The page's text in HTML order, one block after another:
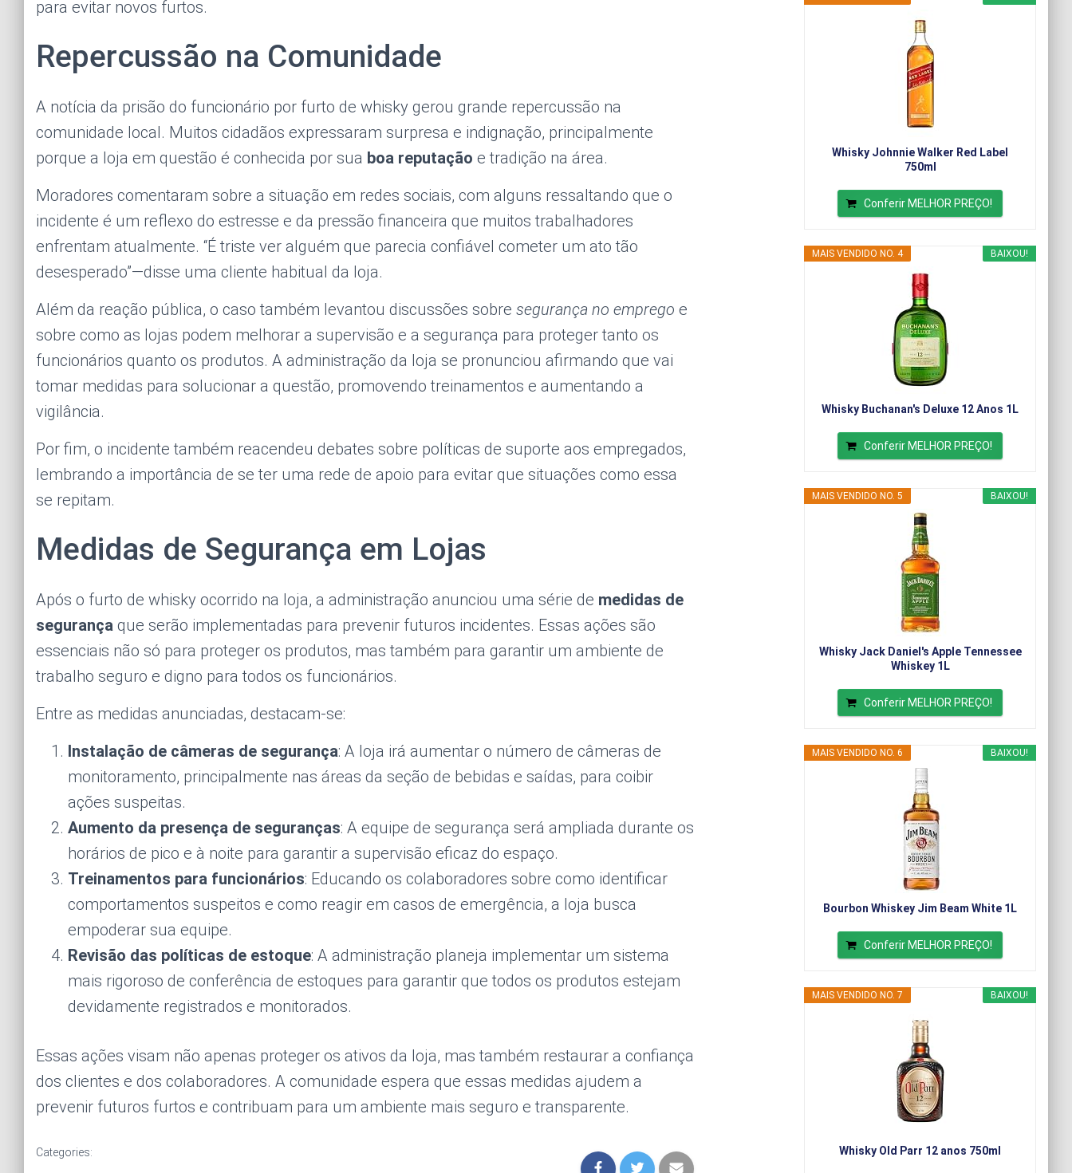
para evitar novos furtos.
Repercussão na Comunidade
A notícia da prisão do funcionário por furto de whisky gerou grande repercussão na
comunidade local. Muitos cidadãos expressaram surpresa e indignação, principalmente
porque a loja em questão é conhecida por sua boa reputação e tradição na área.
Moradores comentaram sobre a situação em redes sociais, com alguns ressaltando que o
incidente é um reflexo do estresse e da pressão financeira que muitos trabalhadores
enfrentam atualmente. “É triste ver alguém que parecia confiável cometer um ato tão
desesperado”—disse uma cliente habitual da loja.
Além da reação pública, o caso também levantou discussões sobre segurança no emprego e
sobre como as lojas podem melhorar a supervisão e a segurança para proteger tanto os
funcionários quanto os produtos. A administração da loja se pronunciou afirmando que vai
tomar medidas para solucionar a questão, promovendo treinamentos e aumentando a
vigilância.
Por fim, o incidente também reacendeu debates sobre políticas de suporte aos empregados,
lembrando a importância de se ter uma rede de apoio para evitar que situações como essa
se repitam.
Medidas de Segurança em Lojas
Após o furto de whisky ocorrido na loja, a administração anunciou uma série de medidas de
segurança que serão implementadas para prevenir futuros incidentes. Essas ações são
essenciais não só para proteger os produtos, mas também para garantir um ambiente de
trabalho seguro e digno para todos os funcionários.
Entre as medidas anunciadas, destacam-se:
Instalação de câmeras de segurança: A loja irá aumentar o número de câmeras de
monitoramento, principalmente nas áreas da seção de bebidas e saídas, para coibir
ações suspeitas.
Aumento da presença de seguranças: A equipe de segurança será ampliada durante os
horários de pico e à noite para garantir a supervisão eficaz do espaço.
Treinamentos para funcionários: Educando os colaboradores sobre como identificar
comportamentos suspeitos e como reagir em casos de emergência, a loja busca
empoderar sua equipe.
Revisão das políticas de estoque: A administração planeja implementar um sistema
mais rigoroso de conferência de estoques para garantir que todos os produtos estejam
devidamente registrados e monitorados.
Essas ações visam não apenas proteger os ativos da loja, mas também restaurar a confiança
dos clientes e dos colaboradores. A comunidade espera que essas medidas ajudem a
prevenir futuros furtos e contribuam para um ambiente mais seguro e transparente.
Categories:
Whisky Johnnie Walker Red Label
750ml
Conferir MELHOR PREÇO!
BAIXOU!
MAIS VENDIDO NO. 4
Whisky Buchanan's Deluxe 12 Anos 1L
Conferir MELHOR PREÇO!
BAIXOU!
MAIS VENDIDO NO. 5
Whisky Jack Daniel's Apple Tennessee
Whiskey 1L
Conferir MELHOR PREÇO!
BAIXOU!
MAIS VENDIDO NO. 6
Bourbon Whiskey Jim Beam White 1L
Conferir MELHOR PREÇO!
BAIXOU!
MAIS VENDIDO NO. 7
Whisky Old Parr 12 anos 750ml